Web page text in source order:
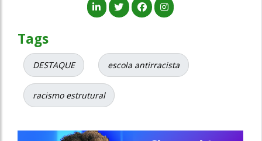
Tags
DESTAQUE escola antirracista
racismo estrutural